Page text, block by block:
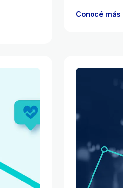
Conocé más